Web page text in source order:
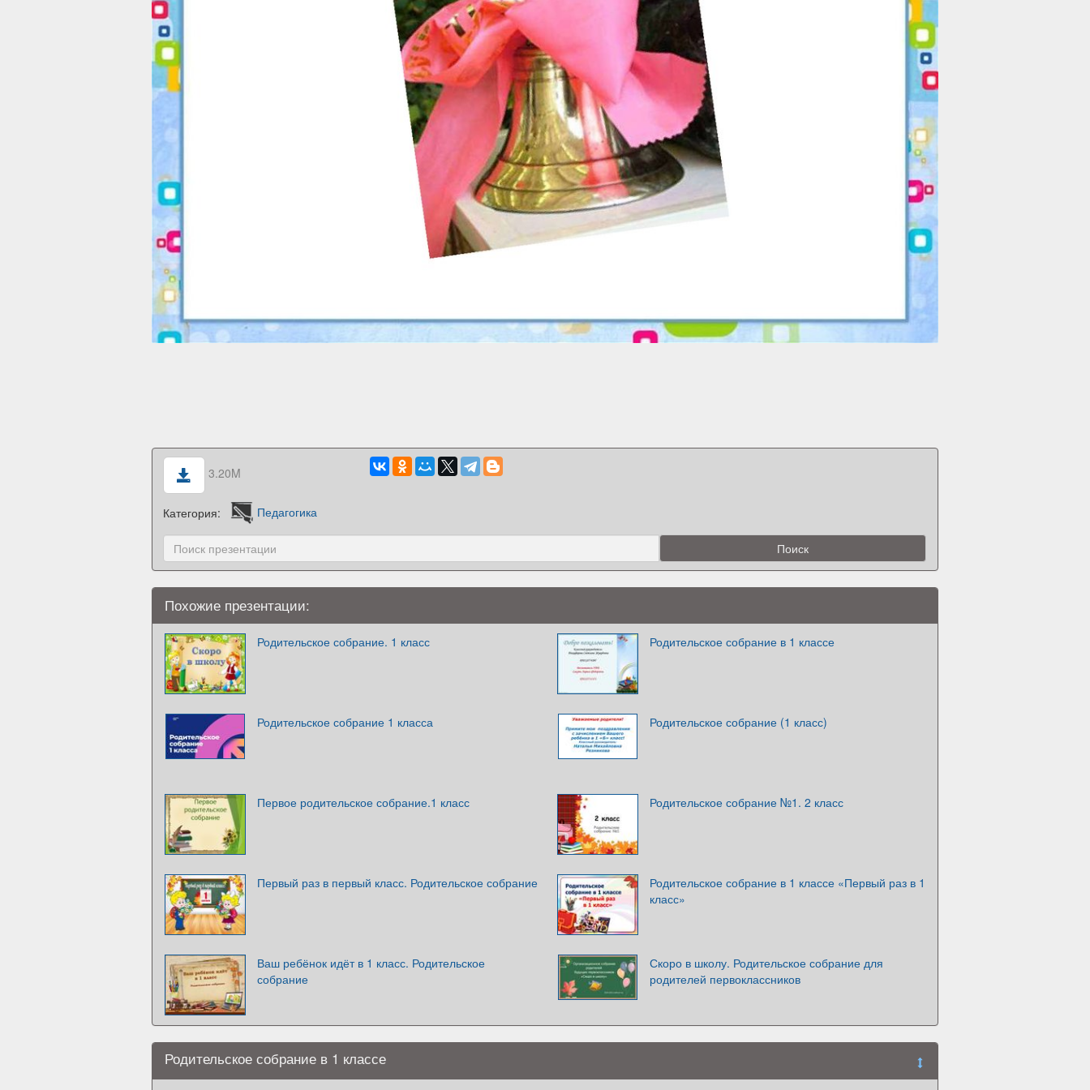
3.20M
Категория: Педагогика
Похожие презентации:
Родительское собрание. 1 класс Родительское собрание в 1 классе
Родительское собрание 1 класса Родительское собрание (1 класс)
Первое родительское собрание.1 класс Родительское собрание №1. 2 класс
Первый раз в первый класс. Родительское собрание
Родительское собрание в 1 классе «Первый раз в 1
класс»
Ваш ребёнок идёт в 1 класс. Родительское
собрание
Скоро в школу. Родительское собрание для
родителей первоклассников
Родительское собрание в 1 классе